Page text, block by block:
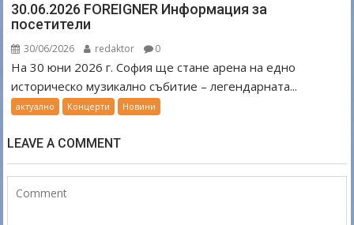
30.06.2026 FOREIGNER Информация за
посетители
30/06/2026 redaktor 0
На 30 юни 2026 г. София ще стане арена на едно
историческо музикално събитие – легендарната...
актуално Концерти Новини
LEAVE A COMMENT